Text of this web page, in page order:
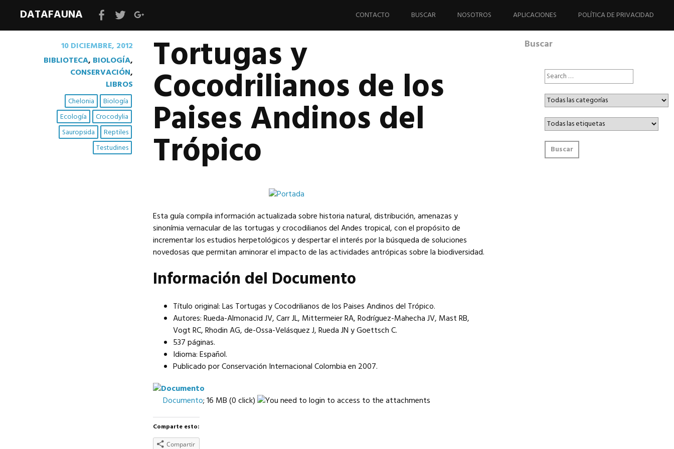
DATAFAUNA
al
CONTACTO BUSCAR NOSOTROS APLICACIONES POLÍTICA DE PRIVACIDAD
10 DICIEMBRE, 2012
BIBLIOTECA, BIOLOGÍA,
CONSERVACIÓN,
LIBROS
Biología
Chelonia
Crocodylia
Ecología
Reptiles
Sauropsida
Testudines
Tortugas y
Cocodrilianos de los
Paises Andinos del
Trópico
Esta guía compila información actualizada sobre historia natural, distribución, amenazas y
sinonímia vernacular de las tortugas y crocodilianos del Andes tropical, con el propósito de
incrementar los estudios herpetológicos y despertar el interés por la búsqueda de soluciones
novedosas que permitan aminorar el impacto de las actividades antrópicas sobre la biodiversidad.
Información del Documento
Título original: Las Tortugas y Cocodrilianos de los Paises Andinos del Trópico.
Autores: Rueda-Almonacid JV, Carr JL, Mittermeier RA, Rodríguez-Mahecha JV, Mast RB,
Vogt RC, Rhodin AG, de-Ossa-Velásquez J, Rueda JN y Goettsch C.
537 páginas.
Idioma: Español.
Publicado por Conservación Internacional Colombia en 2007.
Documento; 16 MB (0 click)
Comparte esto:
Compartir
Buscar